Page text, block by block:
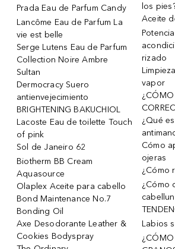
Prada Eau de Parfum Candy
Lancôme Eau de Parfum La
vie est belle
Serge Lutens Eau de Parfum
Collection Noire Ambre
Sultan
Dermocracy Suero
antienvejecimiento
BRIGHTENING BAKUCHIOL
Lacoste Eau de toilette Touch
of pink
Sol de Janeiro 62
Biotherm BB Cream
Aquasource
Olaplex Aceite para cabello
Bond Maintenance No.7
Bonding Oil
Axe Desodorante Leather &
Cookies Bodyspray
los
Aceite
rizado
vapor
¿CÓMO
¿Qué
Cómo
ojeras
¿Cómo
¿Cómo
Labios
¿CÓMO